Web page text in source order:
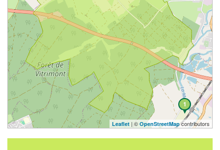
1
Leaflet | © OpenStreetMapcontributors